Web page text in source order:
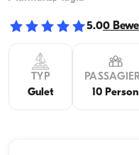
5.00
TYP
Gulet
10 Person